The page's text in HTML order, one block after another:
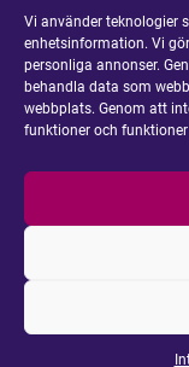
Vi använder teknologier
enhetsinformation. Vi
personliga annonser.
behandla data som
webbplats. Genom att
funktioner och